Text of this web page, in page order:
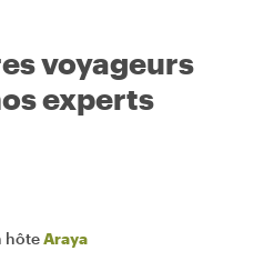
voyageurs
experts
hôteAraya